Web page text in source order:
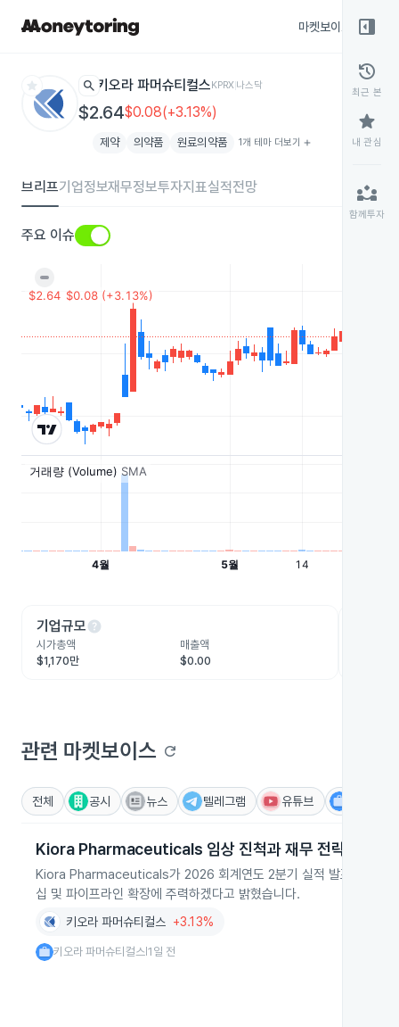
마켓보이스
star search 키오라 파머슈티컬스KPRX나스닥
$2.64$0.08(+3.13%)
제약 의약품 원료의약품 1개 테마 더보기 add
브리프기업정보재무정보투자지표실적전망
주요 이슈
기업규모help
시가총액
$1,170만
매출액
$0.00
관련 마켓보이스 refresh
전체 공시 뉴스 텔레그램 유튜브
Kiora Pharmaceuticals 임상 진척과 재무 전략
Kiora Pharmaceuticals가 2026 회계연도 2분기 실적 발표에서
십 및 파이프라인 확장에 주력하겠다고 밝혔습니다.
키오라 파머슈티컬스 +3.13%
키오라 파머슈티컬스 1일 전
right_panel_open
history
최근 본
star
내 관심
partner_exchange
함께투자